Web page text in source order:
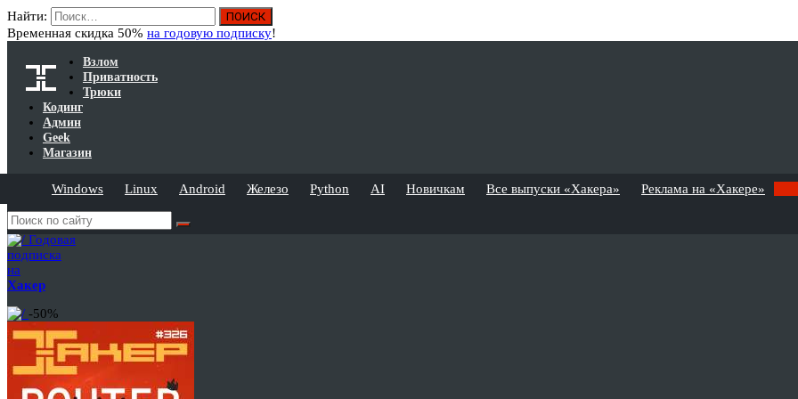
Найти:
Временная скидка 50% на годовую подписку!
Взлом
Приватность
Трюки
Кодинг
Админ
Geek
Магазин
Windows Linux Android Железо Python AI Новичкам Все выпуски «Хакера» Реклама на «Хакере»
Годовая
подписка
на
Хакер
-50%